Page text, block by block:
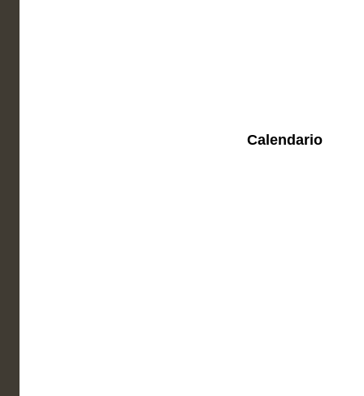
Calendario